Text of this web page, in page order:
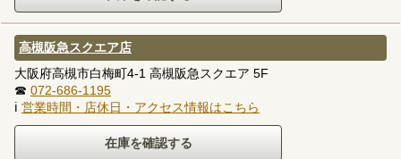
高槻阪急スクエア店
大阪府高槻市白梅町4-1 高槻阪急スクエア 5F
☎ 072-686-1195
ℹ 営業時間・店休日・アクセス情報はこちら